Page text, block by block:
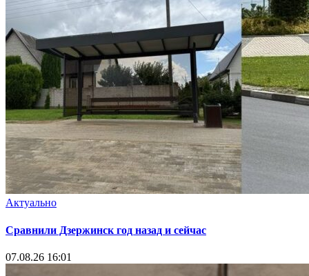
Актуально
Сравнили Дзержинск год назад и сейчас
07.08.26 16:01